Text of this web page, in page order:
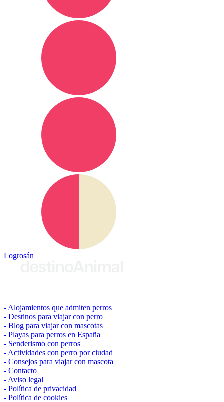
Logrosán
Alojamientos que admiten perros
Destinos para viajar con perro
Blog para viajar con mascotas
Playas para perros en España
Senderismo con perros
Actividades con perro por ciudad
Consejos para viajar con mascota
Contacto
Aviso legal
Política de privacidad
Política de cookies